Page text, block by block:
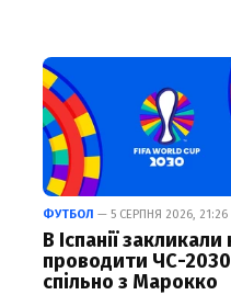
ФУТБОЛ — 5 СЕРПНЯ 2026, 21:26
В Іспанії закликали
проводити ЧС-2030
спільно з Марокко